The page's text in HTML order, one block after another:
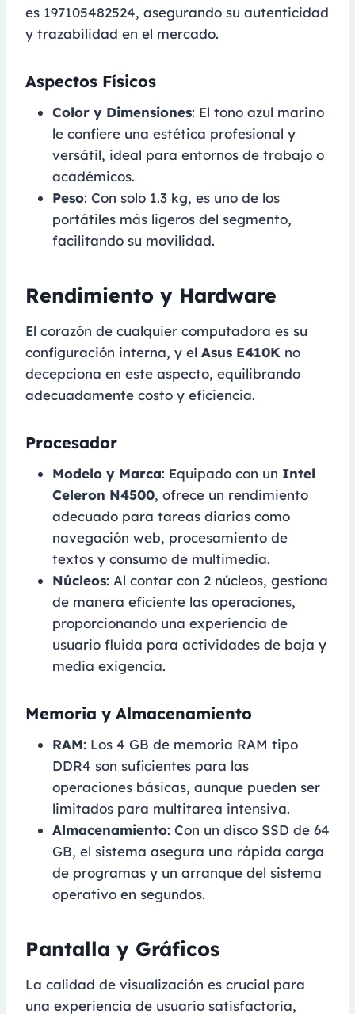
es 197105482524, asegurando su autenticidad
y trazabilidad en el mercado.
Aspectos Físicos
Color y Dimensiones: El tono azul marino
le confiere una estética profesional y
versátil, ideal para entornos de trabajo o
académicos.
Peso: Con solo 1.3 kg, es uno de los
portátiles más ligeros del segmento,
facilitando su movilidad.
Rendimiento y Hardware
El corazón de cualquier computadora es su
configuración interna, y el Asus E410K no
decepciona en este aspecto, equilibrando
adecuadamente costo y eficiencia.
Procesador
Modelo y Marca: Equipado con un Intel
Celeron N4500, ofrece un rendimiento
adecuado para tareas diarias como
navegación web, procesamiento de
textos y consumo de multimedia.
Núcleos: Al contar con 2 núcleos, gestiona
de manera eficiente las operaciones,
proporcionando una experiencia de
usuario fluida para actividades de baja y
media exigencia.
Memoria y Almacenamiento
RAM: Los 4 GB de memoria RAM tipo
DDR4 son suficientes para las
operaciones básicas, aunque pueden ser
limitados para multitarea intensiva.
Almacenamiento: Con un disco SSD de 64
GB, el sistema asegura una rápida carga
de programas y un arranque del sistema
operativo en segundos.
Pantalla y Gráficos
La calidad de visualización es crucial para
una experiencia de usuario satisfactoria,